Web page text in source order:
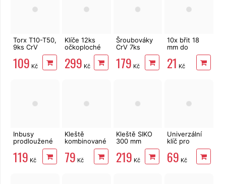
Torx T10-T50,
9ks CrV
Festa, vrtané
109 Kč
Klíče 12ks
očkoploché
CrV 6-22mm
EXTOL
Premium
299 Kč
Šroubováky
CrV 7ks
elektrikářské
MasiPro
179 Kč
10x břit 18
mm do
odlamovacího
nože
21 Kč
Inbusy
prodloužené
1.5-10 mm
9ks CrV
Festa,
119 Kč
Kleště
kombinované
160 mm Extol
Craft
79 Kč
Kleště SIKO
300 mm
PREMIUM
8813159
219 Kč
Univerzální
klíč pro
technické
skříně Festa
69 Kč